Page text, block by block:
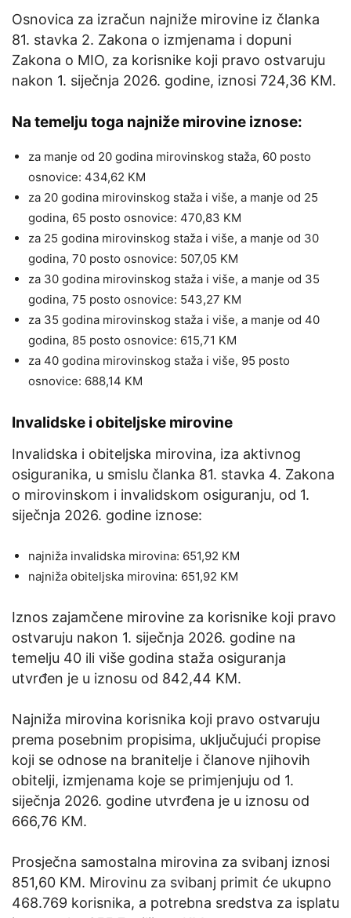
Osnovica za izračun najniže mirovine iz članka
81. stavka 2. Zakona o izmjenama i dopuni
Zakona o MIO, za korisnike koji pravo ostvaruju
nakon 1. siječnja 2026. godine, iznosi 724,36 KM.
Na temelju toga najniže mirovine iznose:
za manje od 20 godina mirovinskog staža, 60 posto
osnovice: 434,62 KM
za 20 godina mirovinskog staža i više, a manje od 25
godina, 65 posto osnovice: 470,83 KM
za 25 godina mirovinskog staža i više, a manje od 30
godina, 70 posto osnovice: 507,05 KM
za 30 godina mirovinskog staža i više, a manje od 35
godina, 75 posto osnovice: 543,27 KM
za 35 godina mirovinskog staža i više, a manje od 40
godina, 85 posto osnovice: 615,71 KM
za 40 godina mirovinskog staža i više, 95 posto
osnovice: 688,14 KM
Invalidske i obiteljske mirovine
Invalidska i obiteljska mirovina, iza aktivnog
osiguranika, u smislu članka 81. stavka 4. Zakona
o mirovinskom i invalidskom osiguranju, od 1.
siječnja 2026. godine iznose:
najniža invalidska mirovina: 651,92 KM
najniža obiteljska mirovina: 651,92 KM
Iznos zajamčene mirovine za korisnike koji pravo
ostvaruju nakon 1. siječnja 2026. godine na
temelju 40 ili više godina staža osiguranja
utvrđen je u iznosu od 842,44 KM.
Najniža mirovina korisnika koji pravo ostvaruju
prema posebnim propisima, uključujući propise
koji se odnose na branitelje i članove njihovih
obitelji, izmjenama koje se primjenjuju od 1.
siječnja 2026. godine utvrđena je u iznosu od
666,76 KM.
Prosječna samostalna mirovina za svibanj iznosi
851,60 KM. Mirovinu za svibanj primit će ukupno
468.769 korisnika, a potrebna sredstva za isplatu